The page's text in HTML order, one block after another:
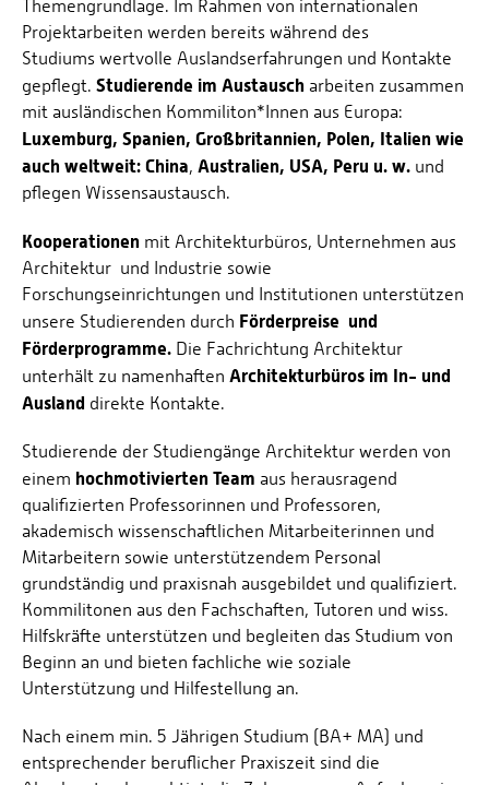
Themengrundlage. Im Rahmen von internationalen
Projektarbeiten werden bereits während des
Studiums wertvolle Auslandserfahrungen und Kontakte
gepflegt. Studierende im Austausch arbeiten zusammen
mit ausländischen Kommiliton*Innen aus Europa:
Luxemburg, Spanien, Großbritannien, Polen, Italien wie
auch weltweit: China, Australien, USA, Peru u. w. und
pflegen Wissensaustausch.
Kooperationen mit Architekturbüros, Unternehmen aus
Architektur und Industrie sowie
Forschungseinrichtungen und Institutionen unterstützen
unsere Studierenden durch Förderpreise und
Förderprogramme. Die Fachrichtung Architektur
unterhält zu namenhaften Architekturbüros im In- und
Ausland direkte Kontakte.
Studierende der Studiengänge Architektur werden von
einem hochmotivierten Team aus herausragend
qualifizierten Professorinnen und Professoren,
akademisch wissenschaftlichen Mitarbeiterinnen und
Mitarbeitern sowie unterstützendem Personal
grundständig und praxisnah ausgebildet und qualifiziert.
Kommilitonen aus den Fachschaften, Tutoren und wiss.
Hilfskräfte unterstützen und begleiten das Studium von
Beginn an und bieten fachliche wie soziale
Unterstützung und Hilfestellung an.
Nach einem min. 5 Jährigen Studium (BA+ MA) und
entsprechender beruflicher Praxiszeit sind die